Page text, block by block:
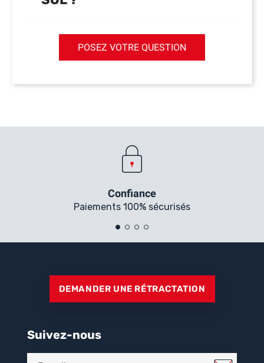
POSEZ VOTRE QUESTION
Confiance
Paiements 100% sécurisés
DEMANDER UNE RÉTRACTATION
Suivez-nous